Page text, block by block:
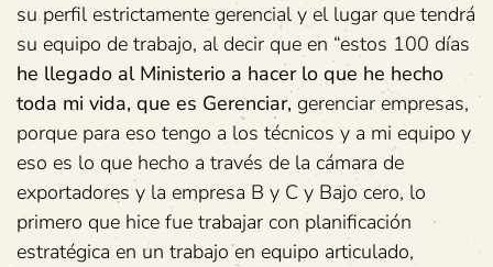
su perfil estrictamente gerencial y el lugar que tendrá
su equipo de trabajo, al decir que en “estos 100 días
he llegado al Ministerio a hacer lo que he hecho
toda mi vida, que es Gerenciar, gerenciar empresas,
porque para eso tengo a los técnicos y a mi equipo y
eso es lo que hecho a través de la cámara de
exportadores y la empresa B y C y Bajo cero, lo
primero que hice fue trabajar con planificación
estratégica en un trabajo en equipo articulado,